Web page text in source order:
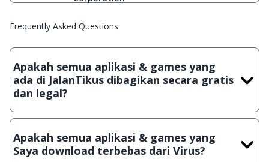
Frequently Asked Questions
Apakah semua aplikasi & games yang
ada di JalanTikus dibagikan secara gratis
dan legal?
Ya, JalanTikus hanya membagikan aplikasi & games yang
crack, patch atau semacamnya.
Apakah semua aplikasi & games yang
Saya download terbebas dari Virus?